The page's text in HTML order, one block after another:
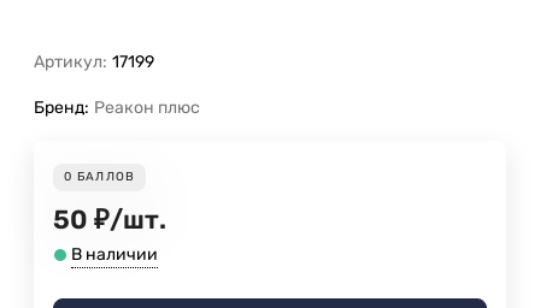
Артикул: 17199
Бренд: Реакон плюс
0 БАЛЛОВ
50 ₽/шт.
В наличии